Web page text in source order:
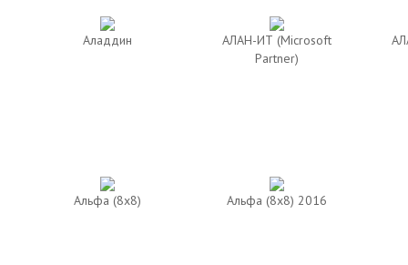
Аладдин
АЛАН-ИТ (Microsoft
Partner)
Альфа (8х8) Альфа (8х8) 2016